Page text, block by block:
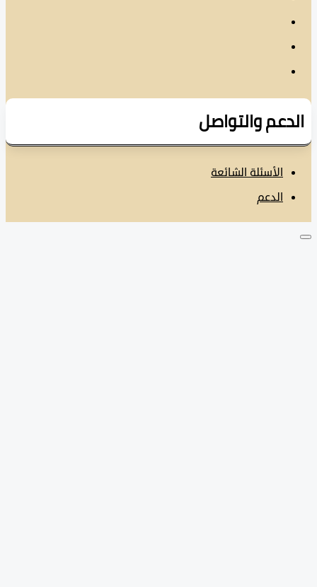
والتواصل
الأسئلة الشائعة
الدعم